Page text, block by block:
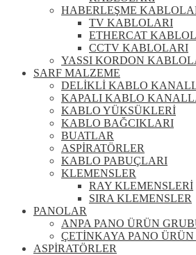
HABERLEŞME
TV KABLOLARI
ETHERCAT
CCTV KABLOLARI
YASSI KORDON
SARF MALZEME
DELİKLİ KABLO
KAPALI KABLO
KABLO YÜKSÜKLERİ
KABLO BAĞCIKLARI
BUATLAR
ASPİRATÖRLER
KABLO PABUÇLARI
KLEMENSLER
RAY KLEMENSLERİ
SIRA KLEMENSLER
PANOLAR
ANPA PANO ÜRÜN
ÇETİNKAYA PANO
ASPİRATÖRLER